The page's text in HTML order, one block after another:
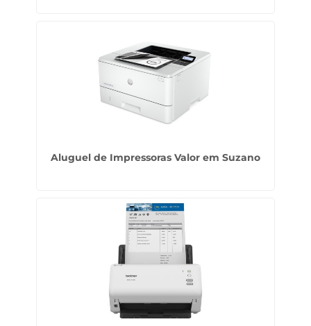
Aluguel de Impressoras Valor em Suzano